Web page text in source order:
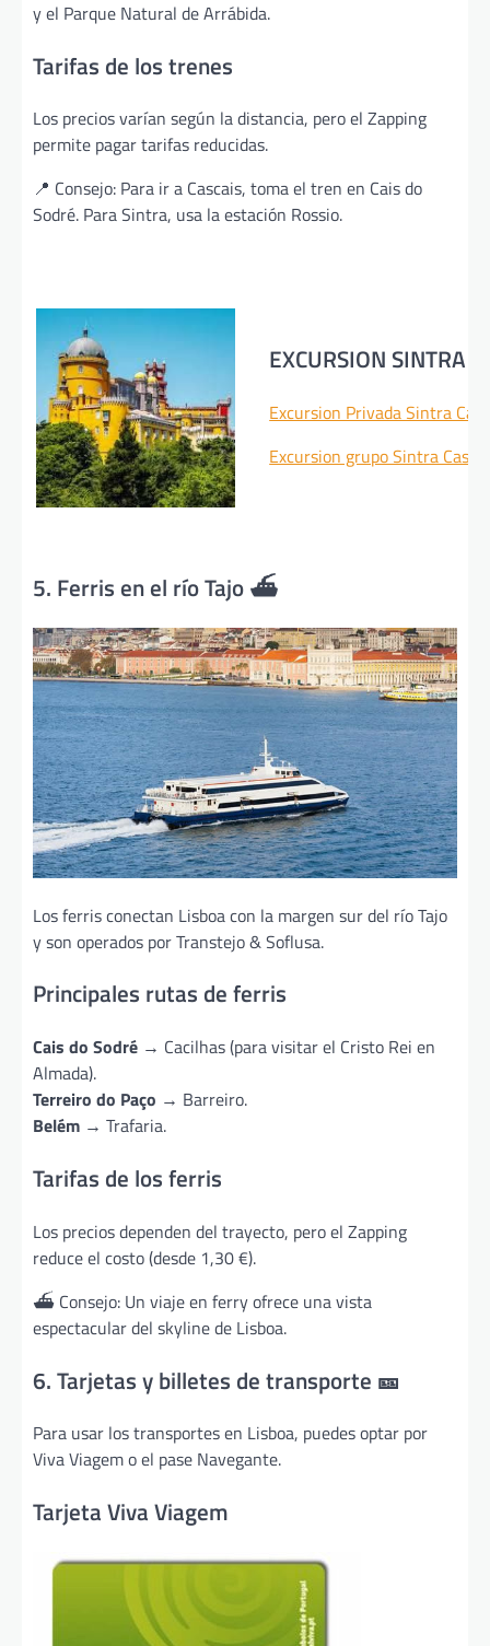
y el Parque Natural de Arrábida.
Tarifas de los trenes
Los precios varían según la distancia, pero el Zapping
permite pagar tarifas reducidas.
📍 Consejo: Para ir a Cascais, toma el tren en Cais do
Sodré. Para Sintra, usa la estación Rossio.
EXCURSION SINTRA
Excursion Privada Sintra
Excursion grupo Sintra
5. Ferris en el río Tajo ⛴️
Los ferris conectan Lisboa con la margen sur del río Tajo
y son operados por Transtejo & Soflusa.
Principales rutas de ferris
Cais do Sodré → Cacilhas (para visitar el Cristo Rei en
Almada).
Terreiro do Paço → Barreiro.
Belém → Trafaria.
Tarifas de los ferris
Los precios dependen del trayecto, pero el Zapping
reduce el costo (desde 1,30 €).
⛴ Consejo: Un viaje en ferry ofrece una vista
espectacular del skyline de Lisboa.
6. Tarjetas y billetes de transporte 🎫
Para usar los transportes en Lisboa, puedes optar por
Viva Viagem o el pase Navegante.
Tarjeta Viva Viagem